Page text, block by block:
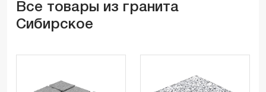
Все товары из гранита
Сибирское